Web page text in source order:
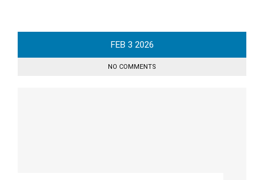
FEB 3 2026
NO COMMENTS